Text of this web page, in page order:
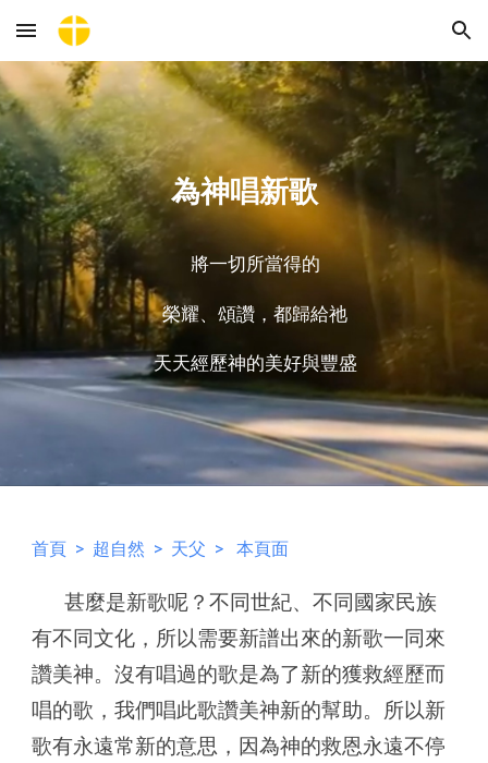
Skip to main content Skip to navigation
為神唱新歌
將一切所當得的
榮耀、頌讚，都歸給祂
天天經歷神的美好與豐盛
首頁 > 超自然 > 天父 > 本頁面
甚麼是新歌呢？不同世紀、不同國家民族
有不同文化，所以需要新譜出來的新歌一同來
讚美神。沒有唱過的歌是為了新的獲救經歷而
唱的歌，我們唱此歌讚美神新的幫助。所以新
歌有永遠常新的意思，因為神的救恩永遠不停